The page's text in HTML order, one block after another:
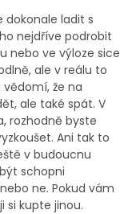
dokonale ladit s
nejdříve podrobit
nebo ve výloze sice
ale v reálu to
že na
ale také spát. V
rozhodně byste
Ani tak to
v budoucnu
schopni
ne. Pokud vám
si kupte jinou.